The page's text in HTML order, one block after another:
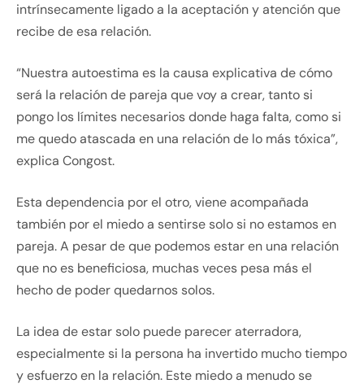
intrínsecamente ligado a la aceptación y atención que
recibe de esa relación.
“Nuestra autoestima es la causa explicativa de cómo
será la relación de pareja que voy a crear, tanto si
pongo los límites necesarios donde haga falta, como si
me quedo atascada en una relación de lo más tóxica”,
explica Congost.
Esta dependencia por el otro, viene acompañada
también por el miedo a sentirse solo si no estamos en
pareja. A pesar de que podemos estar en una relación
que no es beneficiosa, muchas veces pesa más el
hecho de poder quedarnos solos.
La idea de estar solo puede parecer aterradora,
especialmente si la persona ha invertido mucho tiempo
y esfuerzo en la relación. Este miedo a menudo se